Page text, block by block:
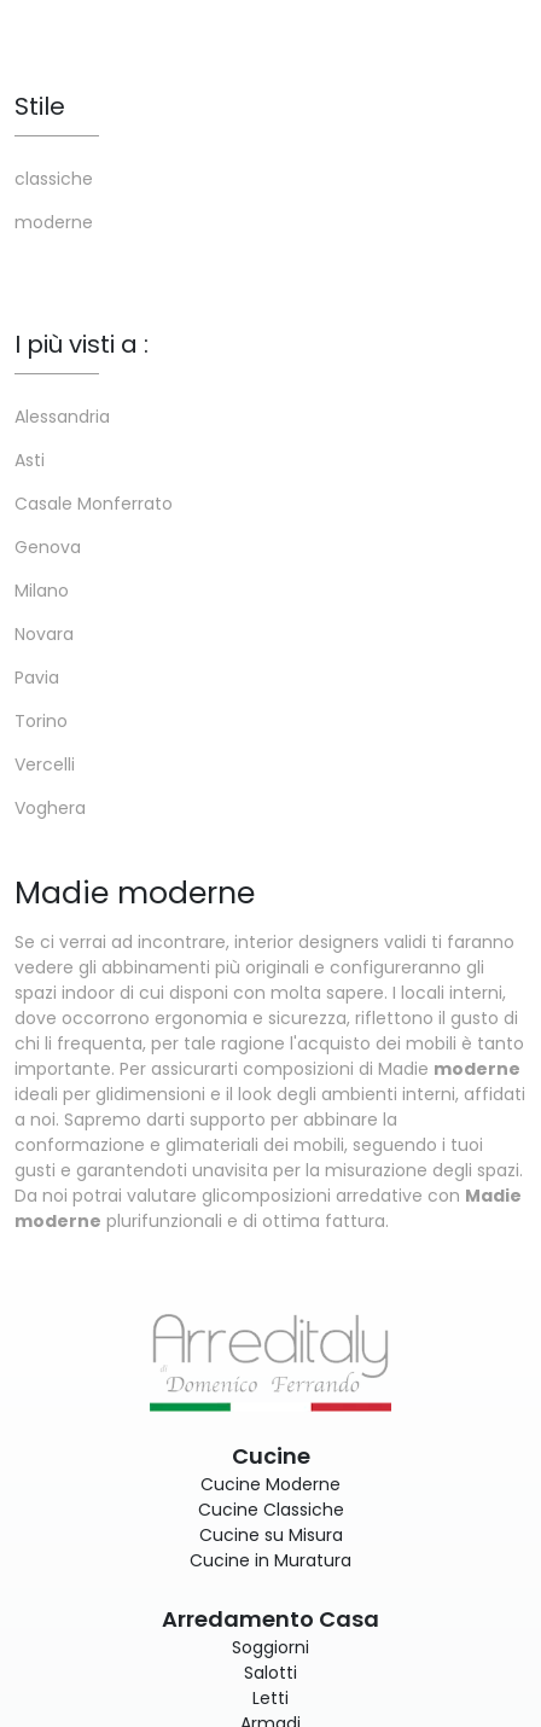
Stile
classiche
moderne
I più visti a :
Alessandria
Asti
Casale Monferrato
Genova
Milano
Novara
Pavia
Torino
Vercelli
Voghera
Madie moderne
Se ci verrai ad incontrare, interior designers validi ti faranno
vedere gli abbinamenti più originali e configureranno gli
spazi indoor di cui disponi con molta sapere. I locali interni,
dove occorrono ergonomia e sicurezza, riflettono il gusto di
chi li frequenta, per tale ragione l'acquisto dei mobili è tanto
importante. Per assicurarti composizioni di Madie moderne
ideali per glidimensioni e il look degli ambienti interni, affidati
a noi. Sapremo darti supporto per abbinare la
conformazione e glimateriali dei mobili, seguendo i tuoi
gusti e garantendoti unavisita per la misurazione degli spazi.
Da noi potrai valutare glicomposizioni arredative con Madie
moderne plurifunzionali e di ottima fattura.
Cucine
Cucine Moderne
Cucine Classiche
Cucine su Misura
Cucine in Muratura
Arredamento Casa
Soggiorni
Salotti
Letti